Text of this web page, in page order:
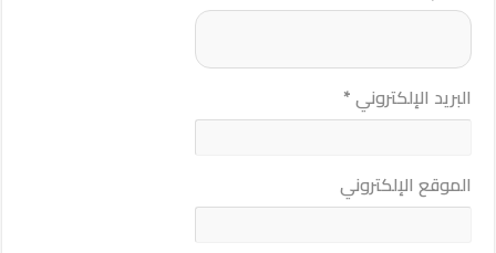
البريد الإلكتروني*
الموقع الإلكتروني